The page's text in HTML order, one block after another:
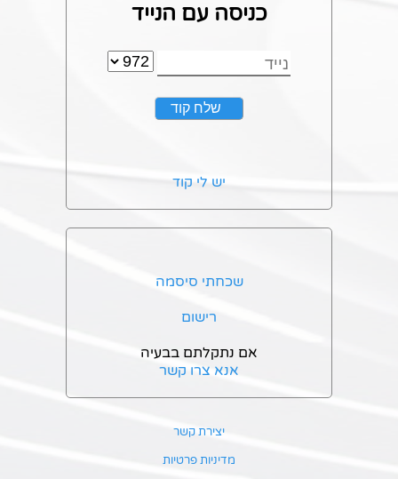
כניסה עם הנייד
יש לי קוד
שכחתי סיסמה
רישום
אם נתקלתם בבעיה
אנא צרו קשר
יצירת קשר
מדיניות פרטיות